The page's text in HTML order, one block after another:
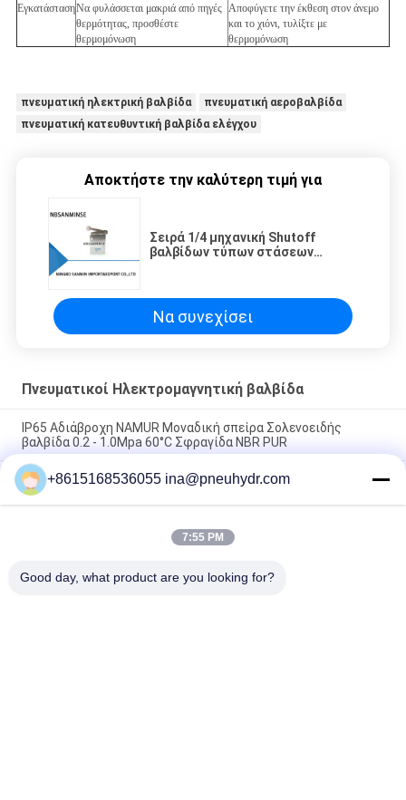
ΕγκατάστασηΝα φυλάσσεται μακριά από πηγές
θερμότητας, προσθέστε
θερμομόνωση
Αποφύγετε την έκθεση στον άνεμο
και το χιόνι, τυλίξτε με
θερμομόνωση
πνευματική ηλεκτρική βαλβίδα
πνευματική αεροβαλβίδα
πνευματική κατευθυντική βαλβίδα ελέγχου
Αποκτήστε την καλύτερη τιμή για
Σειρά 1/4 μηχανική Shutoff
βαλβίδων τύπων στάσεων
βαλβίδων βαλβίδων θέση τριπλή
Να συνεχίσει
Πνευματικοί Ηλεκτρομαγνητική βαλβίδα
IP65 Αδιάβροχη NAMUR Μοναδική σπείρα Σολενοειδής
βαλβίδα 0.2 - 1.0Mpa 60°C Σφραγίδα NBR PUR
FV-L10 Εν σειρά 5 οδών Πνευματική Βαλβίδα Σολενοειδούς
M7
Μόλυβδος DOOS - δακτυλογραφήστε τη σπείρα βαλβίδων
ΣΥΝΕΧΟΎΣ 29W σφυγμού σπειρών DC24V βαλβίδων
+8615168536055 ina@pneuhydr.com
7:55 PM
Good day, what product are you looking for?